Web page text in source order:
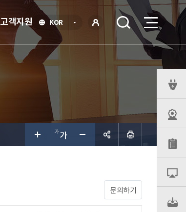
KOR언
선
그인
고객지원
문의하기